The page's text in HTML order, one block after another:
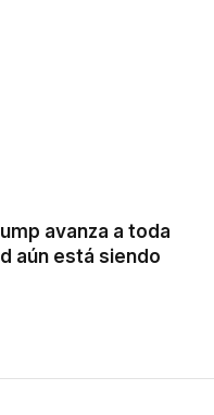
avanza a toda
aún está siendo